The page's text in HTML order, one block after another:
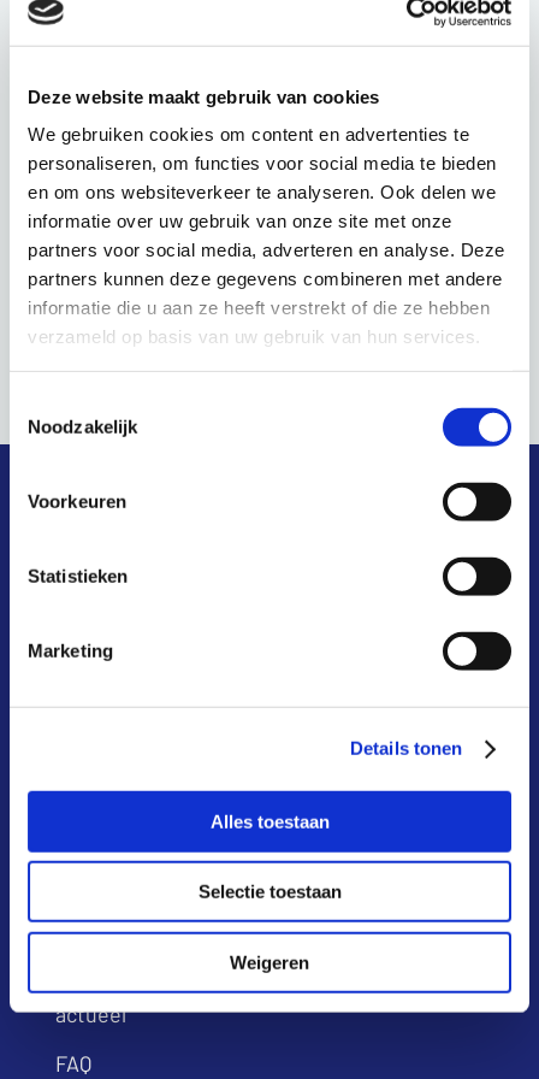
Deze website maakt gebruik van cookies
We gebruiken cookies om content en advertenties te
personaliseren, om functies voor social media te bieden
en om ons websiteverkeer te analyseren. Ook delen we
informatie over uw gebruik van onze site met onze
partners voor social media, adverteren en analyse. Deze
partners kunnen deze gegevens combineren met andere
informatie die u aan ze heeft verstrekt of die ze hebben
verzameld op basis van uw gebruik van hun services.
Noodzakelijk
Voorkeuren
Statistieken
Marketing
Details tonen
Alles toestaan
Selectie toestaan
Weigeren
28-09-2023
Tijd:
14:00-15:30
Serie:
Stakeholdersoverleg
Evenement Categorie:
Stakeholdersoverleg
ORGANISATOR
Schuldenknooppunt
snel naar
hoe werkt het?
deelnemers
infoportaal
actueel
FAQ